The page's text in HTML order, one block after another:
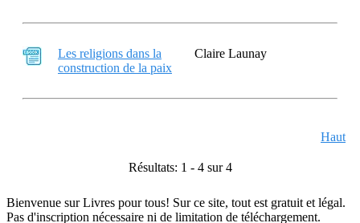
Les religions dans la
construction de la paix
Claire Launay
Haut
Résultats: 1 - 4 sur 4
Bienvenue sur Livres pour tous! Sur ce site, tout est gratuit et légal.
Pas d'inscription nécessaire ni de limitation de téléchargement.